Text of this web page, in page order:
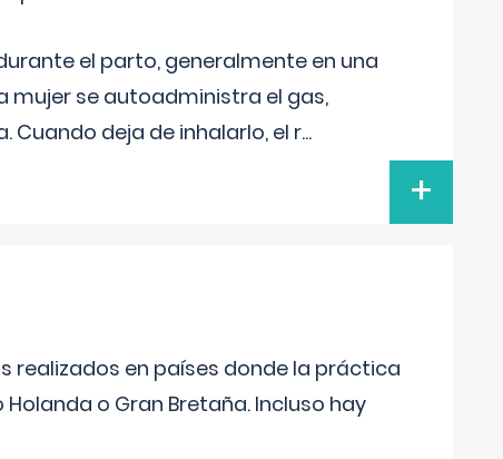
el parto, generalmente en una
mujer se autoadministra el gas,
deja de inhalarlo, el r...
+
realizados en países donde la práctica
o Gran Bretaña. Incluso hay